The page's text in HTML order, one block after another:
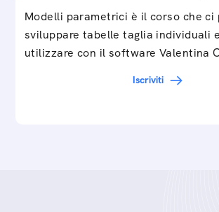
Modelli parametrici è il corso che ci
sviluppare tabelle taglia individuali
utilizzare con il software Valentina
Iscriviti